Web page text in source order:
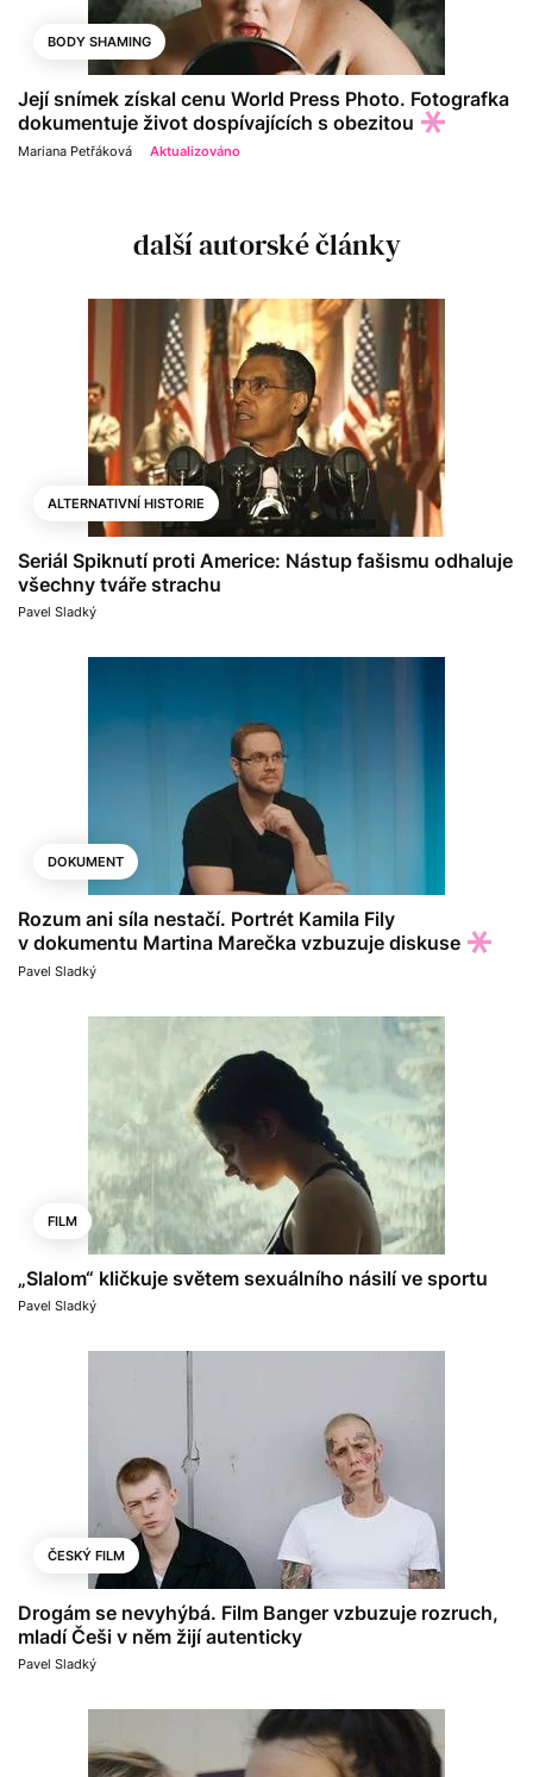
BODY SHAMING
Její snímek získal cenu World Press Photo. Fotografka
dokumentuje život dospívajících s obezitou
Mariana Petřáková Aktualizováno
další autorské články
ALTERNATIVNÍ HISTORIE
Seriál Spiknutí proti Americe: Nástup fašismu odhaluje
všechny tváře strachu
Pavel Sladký
DOKUMENT
Rozum ani síla nestačí. Portrét Kamila Fily
v dokumentu Martina Marečka vzbuzuje diskuse
Pavel Sladký
FILM
„Slalom“ kličkuje světem sexuálního násilí ve sportu
Pavel Sladký
ČESKÝ FILM
Drogám se nevyhýbá. Film Banger vzbuzuje rozruch,
mladí Češi v něm žijí autenticky
Pavel Sladký